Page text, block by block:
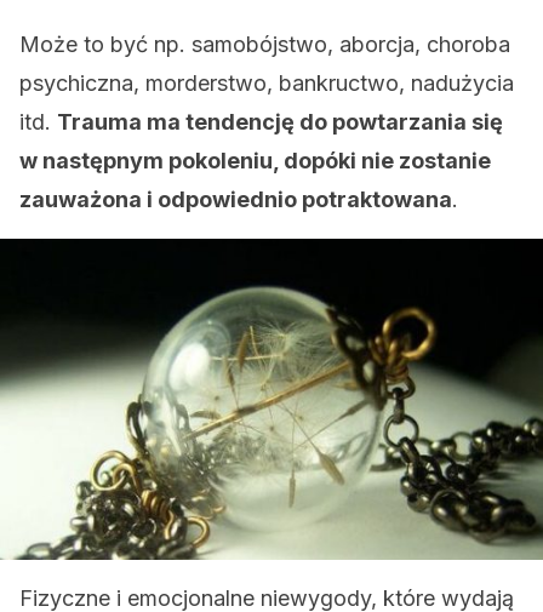
Może to być np. samobójstwo, aborcja, choroba
psychiczna, morderstwo, bankructwo, nadużycia
itd. Trauma ma tendencję do powtarzania się
w następnym pokoleniu, dopóki nie zostanie
zauważona i odpowiednio potraktowana.
Fizyczne i emocjonalne niewygody, które wydają